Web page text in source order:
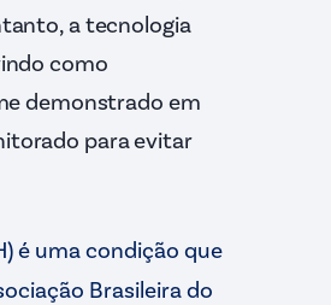
a tecnologia
como
demonstrado em
para evitar
é uma condição que
Brasileira do